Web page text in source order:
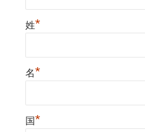
姓*
名*
国*